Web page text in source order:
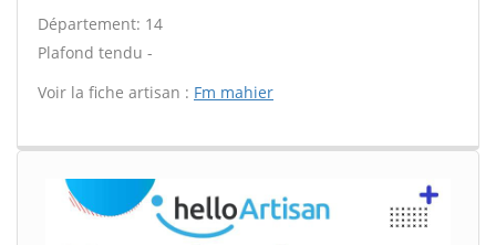
Département: 14
Plafond tendu -
Voir la fiche artisan : Fm mahier